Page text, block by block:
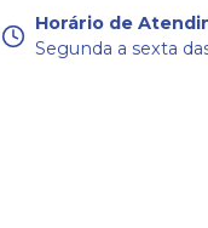
Horário de
Segunda a sexta